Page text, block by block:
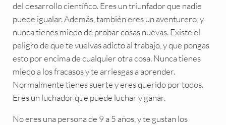
del desarrollo científico. Eres un triunfador que nadie
puede igualar. Además, también eres un aventurero, y
nunca tienes miedo de probar cosas nuevas. Existe el
peligro de que te vuelvas adicto al trabajo, y que pongas
esto por encima de cualquier otra cosa. Nunca tienes
miedo a los fracasos y te arriesgas a aprender.
Normalmente tienes suerte y eres querido por todos.
Eres un luchador que puede luchar y ganar.
No eres una persona de 9 a 5 años, y te gustan los